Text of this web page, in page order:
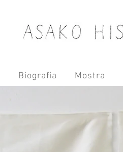
Biografia Mostra